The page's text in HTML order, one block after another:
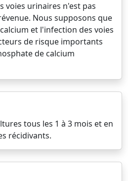
voies urinaires n'est pas
Nous supposons que
et l'infection des voies
de risque importants
de calcium
tous les 1 à 3 mois et en
récidivants.